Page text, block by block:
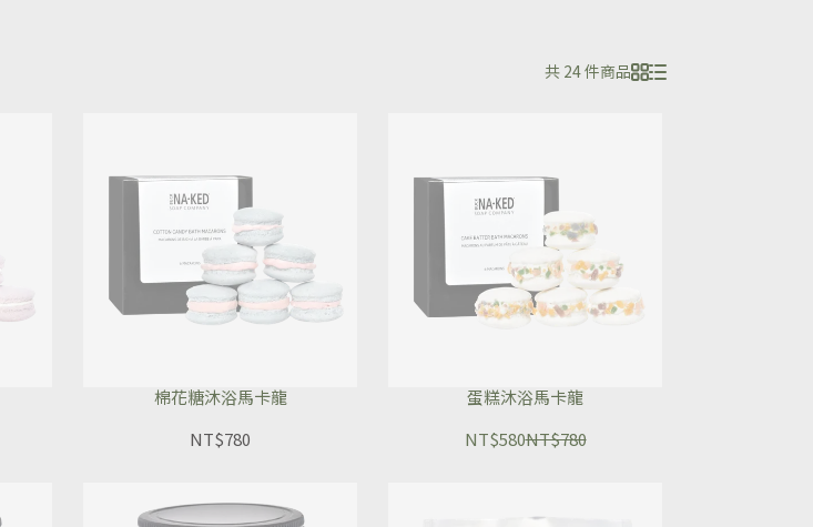
共 24 件商品
棉花糖沐浴馬卡龍
NT$780
蛋糕沐浴馬卡龍
NT$580NT$780